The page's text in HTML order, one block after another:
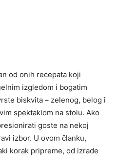
od onih recepata koji
izgledom i bogatim
biskvita – zelenog, belog i
spektaklom na stolu. Ako
goste na nekoj
izbor. U ovom članku,
korak pripreme, od izrade